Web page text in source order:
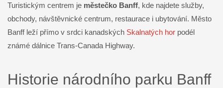
Turistickým centrem je městečko Banff, kde najdete služby,
obchody, návštěvnické centrum, restaurace i ubytování. Město
Banff leží přímo v srdci kanadských Skalnatých hor podél
známé dálnice Trans-Canada Highway.
Historie národního parku Banff